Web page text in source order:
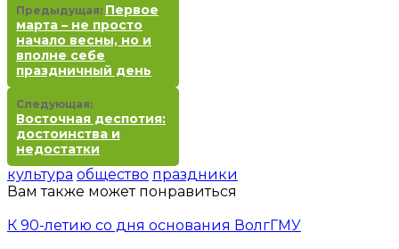
Предыдущая: Первое
марта – не просто
начало весны, но и
вполне себе
праздничный день
Следующая:
Восточная деспотия:
достоинства и
недостатки
культура общество праздники
Вам также может понравиться
К 90-летию со дня основания ВолгГМУ